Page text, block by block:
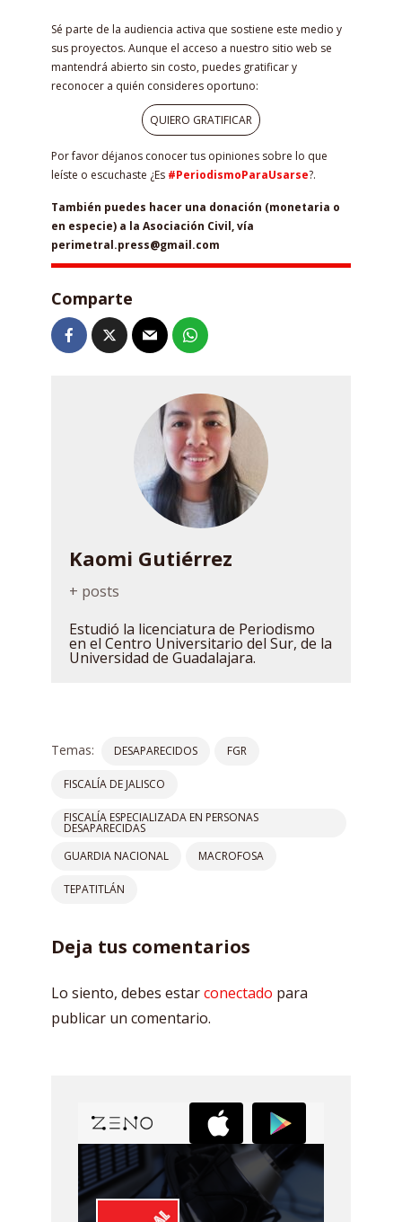
Sé parte de la audiencia activa que sostiene este medio y
sus proyectos. Aunque el acceso a nuestro sitio web se
mantendrá abierto sin costo, puedes gratificar y
reconocer a quién consideres oportuno:
QUIERO GRATIFICAR
Por favor déjanos conocer tus opiniones sobre lo que
leíste o escuchaste ¿Es #PeriodismoParaUsarse?.
También puedes hacer una donación (monetaria o
en especie) a la Asociación Civil, vía
perimetral.press@gmail.com
Comparte
Kaomi Gutiérrez
+ posts
Estudió la licenciatura de Periodismo
en el Centro Universitario del Sur, de la
Universidad de Guadalajara.
Temas: DESAPARECIDOS FGR
FISCALÍA DE JALISCO
FISCALÍA ESPECIALIZADA EN PERSONAS
DESAPARECIDAS
GUARDIA NACIONAL
MACROFOSA
TEPATITLÁN
Deja tus comentarios
Lo siento, debes estarconectado para
publicar un comentario.